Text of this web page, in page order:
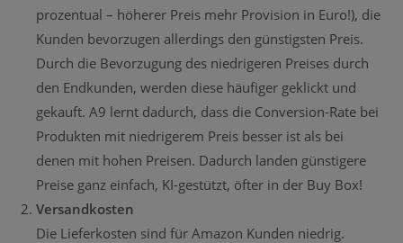
prozentual – höherer Preis mehr Provision in Euro!), die
Kunden bevorzugen allerdings den günstigsten Preis.
Durch die Bevorzugung des niedrigeren Preises durch
den Endkunden, werden diese häufiger geklickt und
gekauft. A9 lernt dadurch, dass die Conversion-Rate bei
Produkten mit niedrigerem Preis besser ist als bei
denen mit hohen Preisen. Dadurch landen günstigere
Preise ganz einfach, KI-gestützt, öfter in der Buy Box!
Versandkosten
Die Lieferkosten sind für Amazon Kunden niedrig.